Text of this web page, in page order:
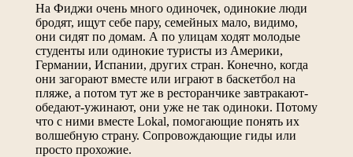
На Фиджи очень много одиночек, одинокие люди
бродят, ищут себе пару, семейных мало, видимо,
они сидят по домам. А по улицам ходят молодые
студенты или одинокие туристы из Америки,
Германии, Испании, других стран. Конечно, когда
они загорают вместе или играют в баскетбол на
пляже, а потом тут же в ресторанчике завтракают-
обедают-ужинают, они уже не так одиноки. Потому
что с ними вместе Lokal, помогающие понять их
волшебную страну. Сопровождающие гиды или
просто прохожие.